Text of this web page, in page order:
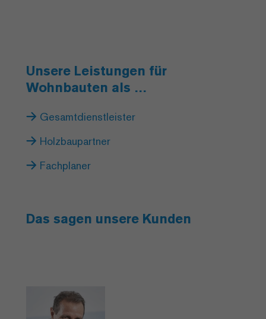
Unsere Leistungen für
Wohnbauten als …
Gesamtdienstleister
Holzbaupartner
Fachplaner
Das sagen unsere Kunden